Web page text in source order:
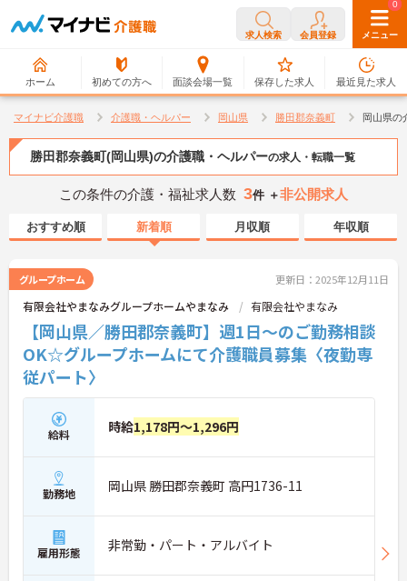
求人検索 会員登録 メニュー
ホーム 初めての方へ 面談会場一覧
0
保存した求人
0
最近見た求人
マイナビ介護職 介護職・ヘルパー 岡山県 勝田郡奈義町 岡山県の
勝田郡奈義町(岡山県)の介護職・ヘルパーの求人・転職一覧
この条件の介護・福祉求人数 3件 ＋非公開求人
おすすめ順 新着順 月収順 年収順
グループホーム 更新日：2025年12月11日
有限会社やまなみグループホームやまなみ 有限会社やまなみ
【岡山県／勝田郡奈義町】週1日～のご勤務相談
OK☆グループホームにて介護職員募集〈夜勤専
従パート〉
給料 時給1,178円～1,296円
勤務地 岡山県 勝田郡奈義町 高円1736-11
雇用形態 非常勤・パート・アルバイト